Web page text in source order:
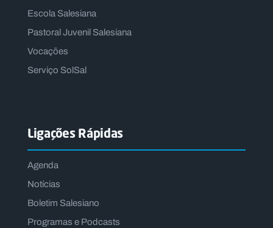
Escola Salesiana
Pastoral Juvenil Salesiana
Vocações
Serviço SolSal
Ligações Rápidas
Agenda
Notícias
Boletim Salesiano
Programas e Podcasts